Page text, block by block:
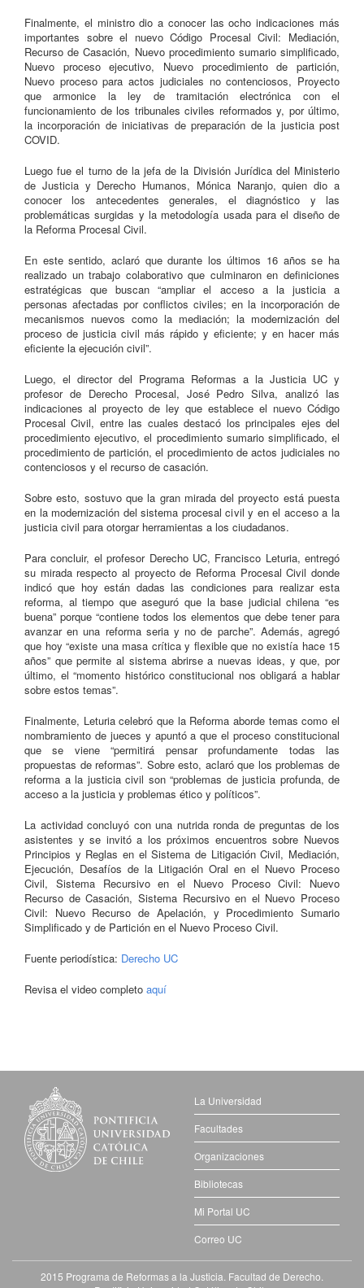
Finalmente, el ministro dio a conocer las ocho indicaciones más
importantes sobre el nuevo Código Procesal Civil: Mediación,
Recurso de Casación, Nuevo procedimiento sumario simplificado,
Nuevo proceso ejecutivo, Nuevo procedimiento de partición,
Nuevo proceso para actos judiciales no contenciosos, Proyecto
que armonice la ley de tramitación electrónica con el
funcionamiento de los tribunales civiles reformados y, por último,
la incorporación de iniciativas de preparación de la justicia post
COVID.
Luego fue el turno de la jefa de la División Jurídica del Ministerio
de Justicia y Derecho Humanos, Mónica Naranjo, quien dio a
conocer los antecedentes generales, el diagnóstico y las
problemáticas surgidas y la metodología usada para el diseño de
la Reforma Procesal Civil.
En este sentido, aclaró que durante los últimos 16 años se ha
realizado un trabajo colaborativo que culminaron en definiciones
estratégicas que buscan “ampliar el acceso a la justicia a
personas afectadas por conflictos civiles; en la incorporación de
mecanismos nuevos como la mediación; la modernización del
proceso de justicia civil más rápido y eficiente; y en hacer más
eficiente la ejecución civil”.
Luego, el director del Programa Reformas a la Justicia UC y
profesor de Derecho Procesal, José Pedro Silva, analizó las
indicaciones al proyecto de ley que establece el nuevo Código
Procesal Civil, entre las cuales destacó los principales ejes del
procedimiento ejecutivo, el procedimiento sumario simplificado, el
procedimiento de partición, el procedimiento de actos judiciales no
contenciosos y el recurso de casación.
Sobre esto, sostuvo que la gran mirada del proyecto está puesta
en la modernización del sistema procesal civil y en el acceso a la
justicia civil para otorgar herramientas a los ciudadanos.
Para concluir, el profesor Derecho UC, Francisco Leturia, entregó
su mirada respecto al proyecto de Reforma Procesal Civil donde
indicó que hoy están dadas las condiciones para realizar esta
reforma, al tiempo que aseguró que la base judicial chilena “es
buena” porque “contiene todos los elementos que debe tener para
avanzar en una reforma seria y no de parche”. Además, agregó
que hoy “existe una masa crítica y flexible que no existía hace 15
años” que permite al sistema abrirse a nuevas ideas, y que, por
último, el “momento histórico constitucional nos obligará a hablar
sobre estos temas”.
Finalmente, Leturia celebró que la Reforma aborde temas como el
nombramiento de jueces y apuntó a que el proceso constitucional
que se viene “permitirá pensar profundamente todas las
propuestas de reformas”. Sobre esto, aclaró que los problemas de
reforma a la justicia civil son “problemas de justicia profunda, de
acceso a la justicia y problemas ético y políticos”.
La actividad concluyó con una nutrida ronda de preguntas de los
asistentes y se invitó a los próximos encuentros sobre Nuevos
Principios y Reglas en el Sistema de Litigación Civil, Mediación,
Ejecución, Desafíos de la Litigación Oral en el Nuevo Proceso
Civil, Sistema Recursivo en el Nuevo Proceso Civil: Nuevo
Recurso de Casación, Sistema Recursivo en el Nuevo Proceso
Civil: Nuevo Recurso de Apelación, y Procedimiento Sumario
Simplificado y de Partición en el Nuevo Proceso Civil.
Fuente periodística: Derecho UC
Revisa el video completo aquí
La Universidad
Facultades
Organizaciones
Bibliotecas
Mi Portal UC
Correo UC
2015 Programa de Reformas a la Justicia. Facultad de Derecho.